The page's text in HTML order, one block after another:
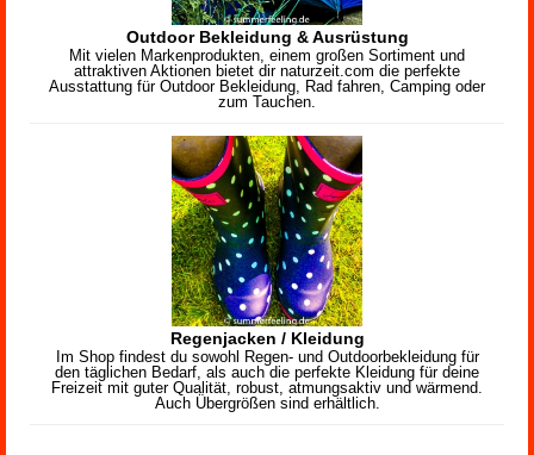
Outdoor Bekleidung & Ausrüstung
Mit vielen Markenprodukten, einem großen Sortiment und
attraktiven Aktionen bietet dir naturzeit.com die perfekte
Ausstattung für Outdoor Bekleidung, Rad fahren, Camping oder
zum Tauchen.
Regenjacken / Kleidung
Im Shop findest du sowohl Regen- und Outdoorbekleidung für
den täglichen Bedarf, als auch die perfekte Kleidung für deine
Freizeit mit guter Qualität, robust, atmungsaktiv und wärmend.
Auch Übergrößen sind erhältlich.